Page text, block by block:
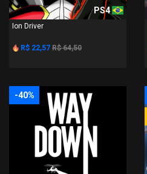
PS4
Ion Driver
R$ 22,57 R$ 64,50
-40%